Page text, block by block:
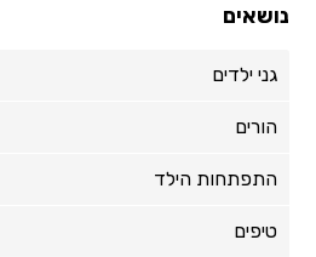
נושאים
גני ילדים
הורים
התפתחות הילד
טיפים